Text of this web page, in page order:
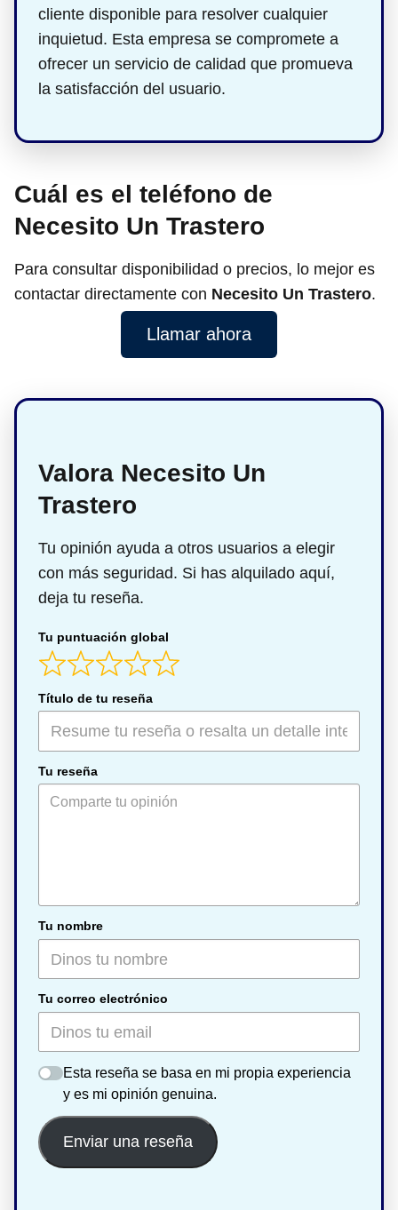
cliente disponible para resolver cualquier
inquietud. Esta empresa se compromete a
ofrecer un servicio de calidad que promueva
la satisfacción del usuario.
Cuál es el teléfono de
Necesito Un Trastero
Para consultar disponibilidad o precios, lo mejor es
contactar directamente con Necesito Un Trastero.
Llamar ahora
Valora Necesito Un
Trastero
Tu opinión ayuda a otros usuarios a elegir
con más seguridad. Si has alquilado aquí,
deja tu reseña.
Tu puntuación global
Título de tu reseña
Tu reseña
Tu nombre
Tu correo electrónico
Esta reseña se basa en mi propia experiencia
y es mi opinión genuina.
Enviar una reseña